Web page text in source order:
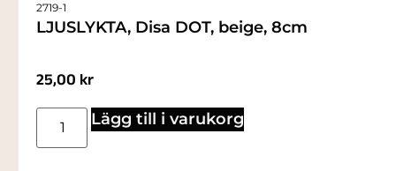
2719-1
LJUSLYKTA, Disa DOT, beige, 8cm
25,00 kr
Lägg till i varukorg